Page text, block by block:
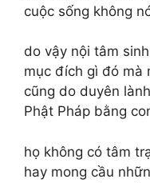
cuộc sống không
do vậy nội tâm
mục đích gì đó mà
cũng do duyên
Phật Pháp bằng
họ không có tâm
hay mong cầu